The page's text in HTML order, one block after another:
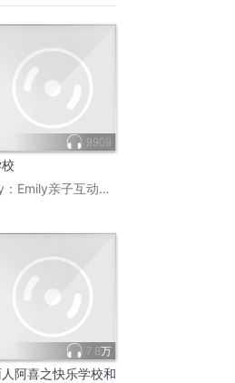
9909
Emily亲子互动英语
7.8万
阿喜之快乐学校和